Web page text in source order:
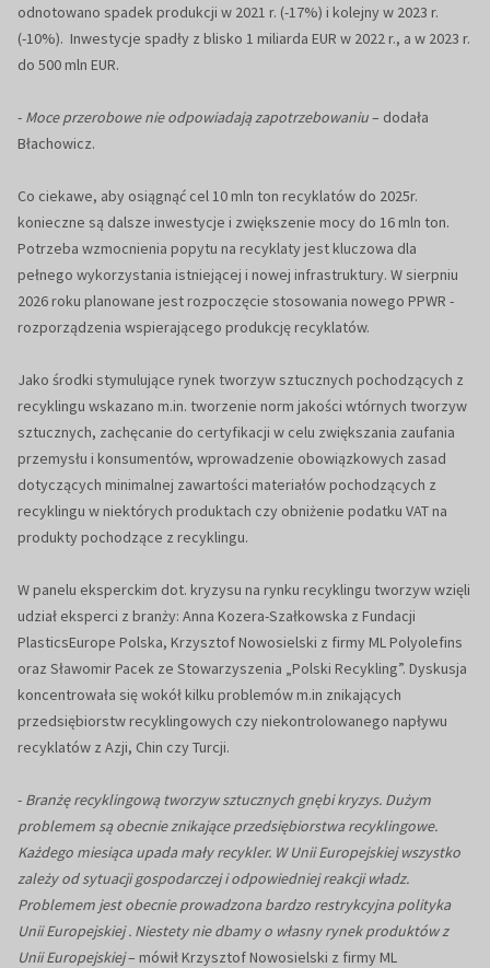
odnotowano spadek produkcji w 2021 r. (-17%) i kolejny w 2023 r.
(-10%). Inwestycje spadły z blisko 1 miliarda EUR w 2022 r., a w 2023 r.
do 500 mln EUR.
- Moce przerobowe nie odpowiadają zapotrzebowaniu– dodała
Błachowicz.
Co ciekawe, aby osiągnąć cel 10 mln ton recyklatów do 2025r.
konieczne są dalsze inwestycje i zwiększenie mocy do 16 mln ton.
Potrzeba wzmocnienia popytu na recyklaty jest kluczowa dla
pełnego wykorzystania istniejącej i nowej infrastruktury. W sierpniu
2026 roku planowane jest rozpoczęcie stosowania nowego PPWR -
rozporządzenia wspierającego produkcję recyklatów.
Jako środki stymulujące rynek tworzyw sztucznych pochodzących z
recyklingu wskazano m.in. tworzenie norm jakości wtórnych tworzyw
sztucznych, zachęcanie do certyfikacji w celu zwiększania zaufania
przemysłu i konsumentów, wprowadzenie obowiązkowych zasad
dotyczących minimalnej zawartości materiałów pochodzących z
recyklingu w niektórych produktach czy obniżenie podatku VAT na
produkty pochodzące z recyklingu.
W panelu eksperckim dot. kryzysu na rynku recyklingu tworzyw wzięli
udział eksperci z branży: Anna Kozera-Szałkowska z Fundacji
PlasticsEurope Polska, Krzysztof Nowosielski z firmy ML Polyolefins
oraz Sławomir Pacek ze Stowarzyszenia „Polski Recykling”. Dyskusja
koncentrowała się wokół kilku problemów m.in znikających
przedsiębiorstw recyklingowych czy niekontrolowanego napływu
recyklatów z Azji, Chin czy Turcji.
- Branżę recyklingową tworzyw sztucznych gnębi kryzys. Dużym
problemem są obecnie znikające przedsiębiorstwa recyklingowe.
Każdego miesiąca upada mały recykler. W Unii Europejskiej wszystko
zależy od sytuacji gospodarczej i odpowiedniej reakcji władz.
Problemem jest obecnie prowadzona bardzo restrykcyjna polityka
Unii Europejskiej . Niestety nie dbamy o własny rynek produktów z
Unii Europejskiej– mówił Krzysztof Nowosielski z firmy ML